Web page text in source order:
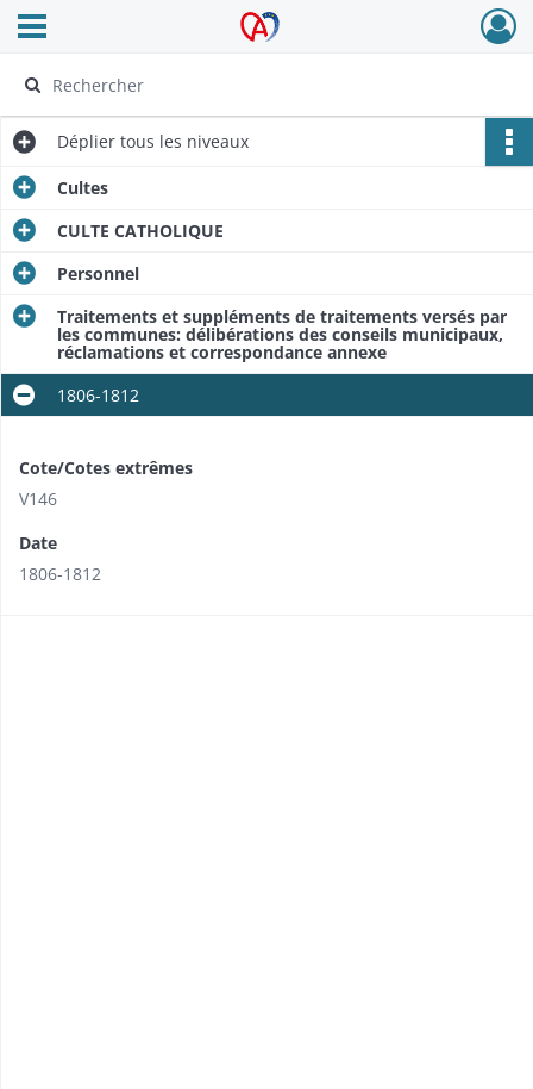
Archives Alsace - Colmar
Ouvrir le menu déroulant
Déplier tous les niveaux
Cultes
CULTE CATHOLIQUE
Personnel
Traitements et suppléments de traitements versés par
les communes: délibérations des conseils municipaux,
réclamations et correspondance annexe
1806-1812
Cote/Cotes extrêmes
V146
Date
1806-1812